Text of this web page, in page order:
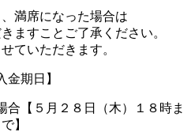
満席になった場合は
ますことご了承ください。
ていただきます。
金期日】
合【５月２８日（木）１８時ま
で】